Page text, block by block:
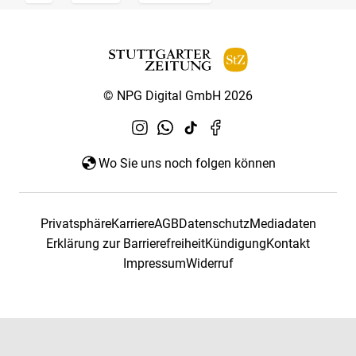
© NPG Digital GmbH 2026
Wo Sie uns noch folgen können
PrivatsphäreKarriereAGBDatenschutzMediadaten
Erklärung zur BarrierefreiheitKündigungKontakt
ImpressumWiderruf